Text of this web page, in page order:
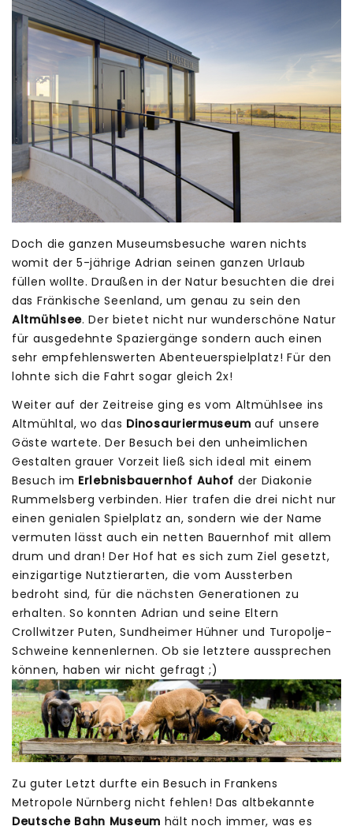
Doch die ganzen Museumsbesuche waren nichts
womit der 5-jährige Adrian seinen ganzen Urlaub
füllen wollte. Draußen in der Natur besuchten die drei
das Fränkische Seenland, um genau zu sein den
Altmühlsee. Der bietet nicht nur wunderschöne Natur
für ausgedehnte Spaziergänge sondern auch einen
sehr empfehlenswerten Abenteuerspielplatz! Für den
lohnte sich die Fahrt sogar gleich 2x!
Weiter auf der Zeitreise ging es vom Altmühlsee ins
Altmühltal, wo das Dinosauriermuseum auf unsere
Gäste wartete. Der Besuch bei den unheimlichen
Gestalten grauer Vorzeit ließ sich ideal mit einem
Besuch im Erlebnisbauernhof Auhof der Diakonie
Rummelsberg verbinden. Hier trafen die drei nicht nur
einen genialen Spielplatz an, sondern wie der Name
vermuten lässt auch ein netten Bauernhof mit allem
drum und dran! Der Hof hat es sich zum Ziel gesetzt,
einzigartige Nutztierarten, die vom Aussterben
bedroht sind, für die nächsten Generationen zu
erhalten. So konnten Adrian und seine Eltern
Crollwitzer Puten, Sundheimer Hühner und Turopolje-
Schweine kennenlernen. Ob sie letztere aussprechen
können, haben wir nicht gefragt ;)
Zu guter Letzt durfte ein Besuch in Frankens
Metropole Nürnberg nicht fehlen! Das altbekannte
Deutsche Bahn Museum hält noch immer, was es